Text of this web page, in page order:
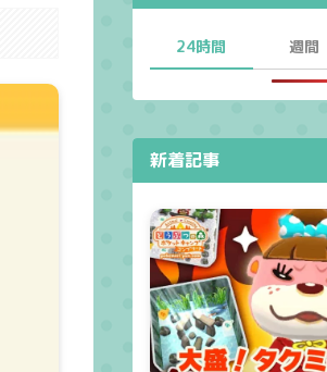
24時間 週間
新着記事